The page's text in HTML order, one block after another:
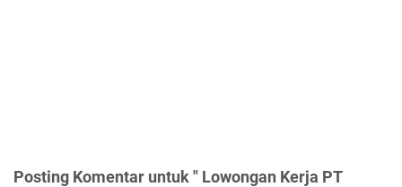
Posting Komentar untuk " Lowongan Kerja PT